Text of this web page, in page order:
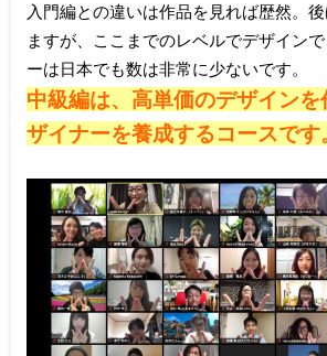
入門編との違いは作品を見れば歴然。
ますが、ここまでのレベルでデザイン
ーは日本でも数は非常に少ないです。
中級編は、高単価のデザインを
ザイナーを養成するコースです